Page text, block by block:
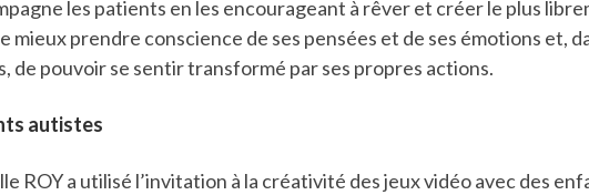
les patients en les encourageant à rêver et créer le plus
mieux prendre conscience de ses pensées et de ses émotions et,
de pouvoir se sentir transformé par ses propres actions.
autistes
ROY a utilisé l’invitation à la créativité des jeux vidéo avec des